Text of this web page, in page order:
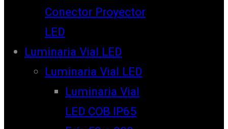
Conector Proyector
LED
Luminaria Vial LED
Luminaria Vial LED
Luminaria Vial
LED COB IP65